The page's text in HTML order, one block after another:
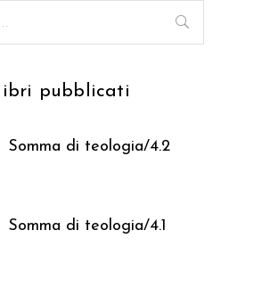
pubblicati
Somma di teologia/4.2
Somma di teologia/4.1